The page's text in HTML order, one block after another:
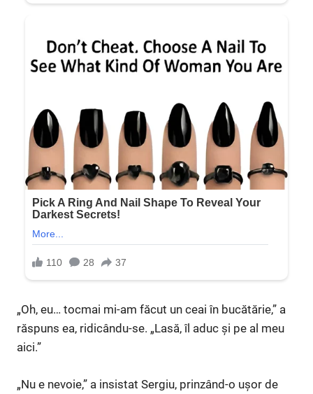
„Oh, eu… tocmai mi-am făcut un ceai în bucătărie,” a
răspuns ea, ridicându-se. „Lasă, îl aduc și pe al meu
aici.”
„Nu e nevoie,” a insistat Sergiu, prinzând-o ușor de